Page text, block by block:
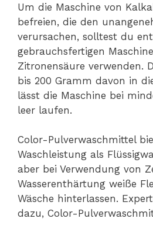
Um die Maschine von
befreien, die den
verursachen, solltest du
gebrauchsfertigen
Zitronensäure verwenden.
bis 200 Gramm davon in
lässt die Maschine bei
leer laufen.
Color-Pulverwaschmittel
Waschleistung als
aber bei Verwendung von
Wasserenthärtung weiße
Wäsche hinterlassen.
dazu, Color-